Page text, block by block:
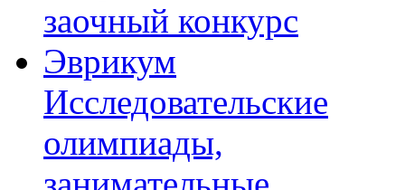
заочный конкурс
Эврикум
Исследовательские
олимпиады,